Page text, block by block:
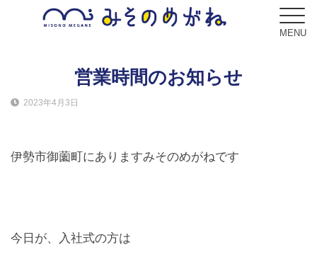
MENU
サービス
Service
営業時間のお知らせ
2023年4月3日
伊勢市御薗町にありますみそのめがねです
今日が、入社式の方は